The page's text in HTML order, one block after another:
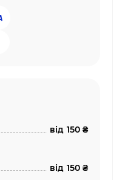
від 150 ₴
від 150 ₴